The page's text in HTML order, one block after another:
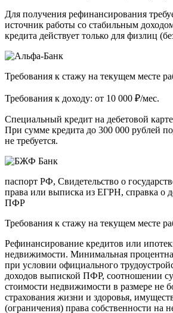
Для получения рефинансирования
источник работы со стабильным
кредита действует только для физлиц
Требования к стажу на текущем месте
Требования к доходу: от 10 000 ₽/мес.
Специальный кредит на дебетовой
При сумме кредита до 300 000 рублей
не требуется.
паспорт РФ, Свидетельство о
права или выписка из ЕГРН, справка о
ПФР
Требования к стажу на текущем месте
Рефинансирование кредитов или
недвижимости. Минимальная
при условии официального
доходов выпиской ПФР, соотношении
стоимости недвижимости в размере не
страхования жизни и здоровья,
(ограничения) права собственности на